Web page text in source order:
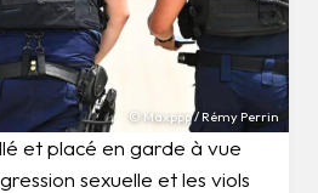
© Maxppp / Rémy Perrin
et placé en garde à vue
sexuelle et les viols